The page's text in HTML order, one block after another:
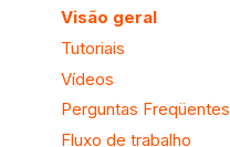
Visão geral
Tutoriais
Vídeos
Perguntas Freqüentes
Fluxo de trabalho